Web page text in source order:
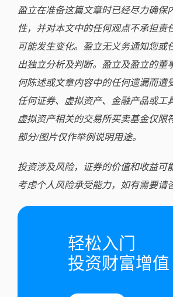
盈立在准备这篇文章时已经尽力确
性，并对本文中的任何观点不承担
可能发生变化。盈立无义务通知您
出独立分析及判断。盈立及盈立的
何陈述或文章内容中的任何遗漏而
任何证券、虚拟资产、金融产品或
虚拟资产相关的交易所买卖基金仅
部分/图片仅作举例说明用途。
投资涉及风险，证券的价值和收益可
考虑个人风险承受能力，如有需要请
轻松入门
投资财富增值